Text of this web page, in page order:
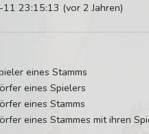
23:15:13 (vor 2 Jahren)
eines Stamms
eines Spielers
eines Stamms
eines Stammes mit ihren